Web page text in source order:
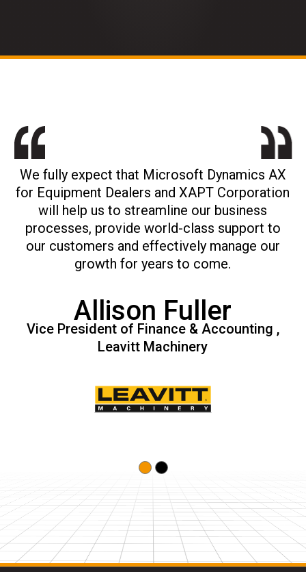
Allison Fuller
Vice President of Finance & Accounting ,
Leavitt Machinery
The application will allow us to grow in terms
of quality, sales volumes and improving the
service to our customers by making data-
based decisions while applying our core
values.
Dennis Lim A Po
President , Surmac